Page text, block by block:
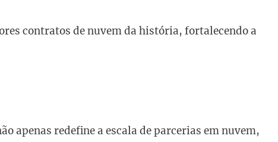
contratos de nuvem da história, fortalecendo a
apenas redefine a escala de parcerias em nuvem,